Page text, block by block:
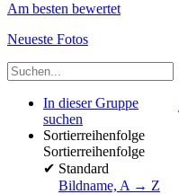
Am besten bewertet
Neueste Fotos
In dieser Gruppe
suchen
Sortierreihenfolge
Sortierreihenfolge
✔ Standard
Bildname, A → Z